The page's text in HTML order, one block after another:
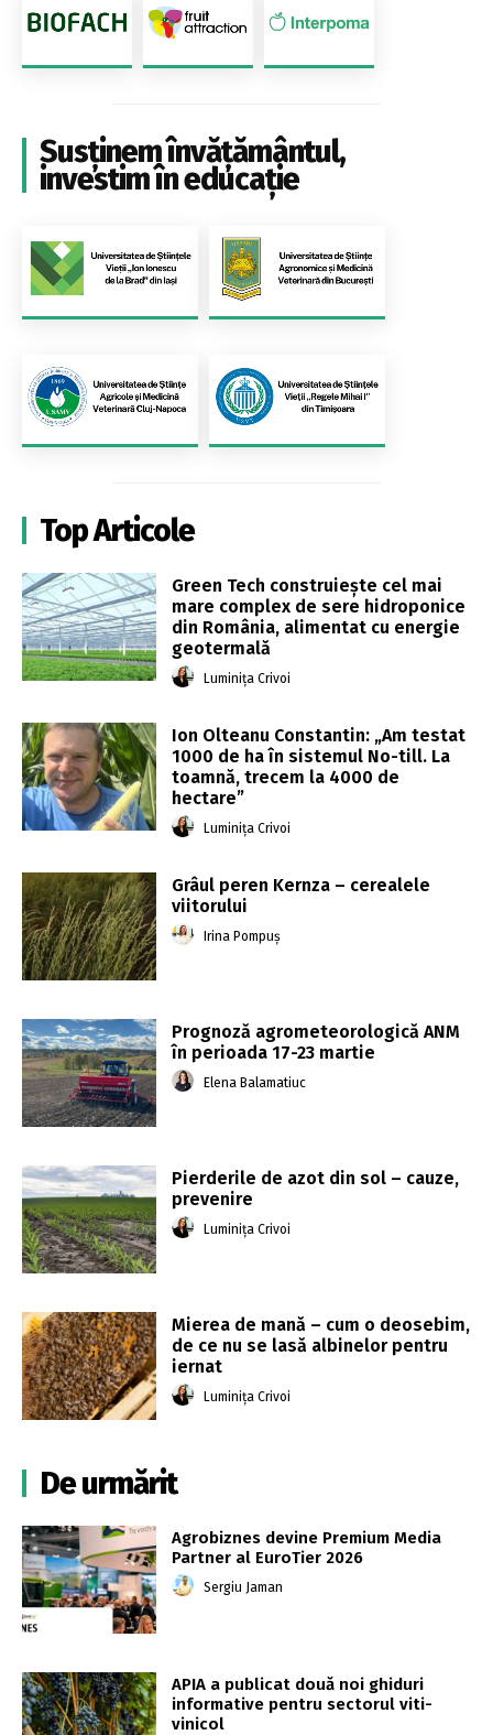
Susținem învățământul,
investim în educație
Top Articole
Green Tech construiește cel mai
mare complex de sere hidroponice
din România, alimentat cu energie
geotermală
Luminița Crivoi
Ion Olteanu Constantin: „Am testat
1000 de ha în sistemul No-till. La
toamnă, trecem la 4000 de
hectare”
Luminița Crivoi
Grâul peren Kernza – cerealele
viitorului
Irina Pompuș
Prognoză agrometeorologică ANM
în perioada 17-23 martie
Elena Balamatiuc
Pierderile de azot din sol – cauze,
prevenire
Luminița Crivoi
Mierea de mană – cum o deosebim,
de ce nu se lasă albinelor pentru
iernat
Luminița Crivoi
De urmărit
Agrobiznes devine Premium Media
Partner al EuroTier 2026
Sergiu Jaman
APIA a publicat două noi ghiduri
informative pentru sectorul viti-
vinicol